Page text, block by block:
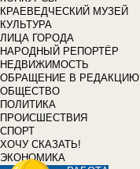
КРАЕВЕДЧЕСКИЙ МУЗЕЙ
КУЛЬТУРА
ЛИЦА ГОРОДА
НАРОДНЫЙ РЕПОРТЁР
НЕДВИЖИМОСТЬ
ОБРАЩЕНИЕ В РЕДАКЦИЮ
ОБЩЕСТВО
ПОЛИТИКА
ПРОИСШЕСТВИЯ
СПОРТ
ХОЧУ СКАЗАТЬ!
ЭКОНОМИКА